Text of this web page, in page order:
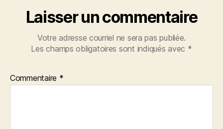
Laisser un commentaire
Votre adresse courriel ne sera pas publiée.
Les champs obligatoires sont indiqués avec *
Commentaire *